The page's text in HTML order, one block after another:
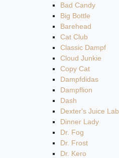
Bad Candy
Big Bottle
Barehead
Cat Club
Classic Dampf
Cloud Junkie
Copy Cat
Dampfdidas
Dampflion
Dash
Dexter's Juice Lab
Dinner Lady
Dr. Fog
Dr. Frost
Dr. Kero